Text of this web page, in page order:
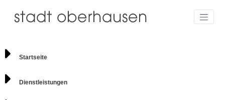
Startseite
Dienstleistungen